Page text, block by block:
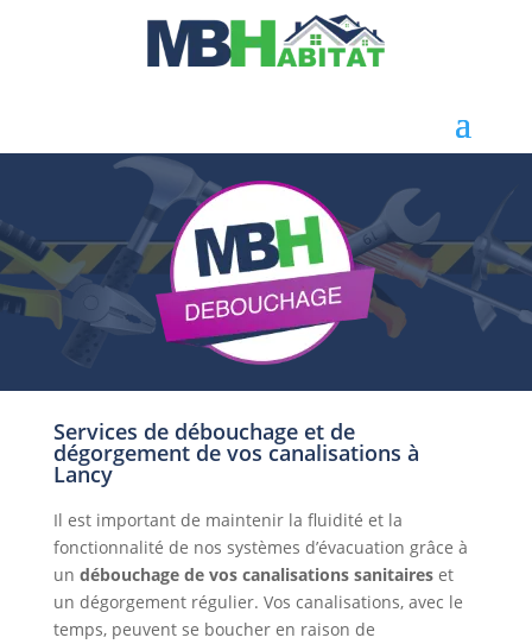
Services de débouchage et de
dégorgement de vos canalisations à
Lancy
Il est important de maintenir la fluidité et la
fonctionnalité de nos systèmes d’évacuation grâce à
un débouchage de vos canalisations sanitaireset
un dégorgement régulier. Vos canalisations, avec le
temps, peuvent se boucher en raison de